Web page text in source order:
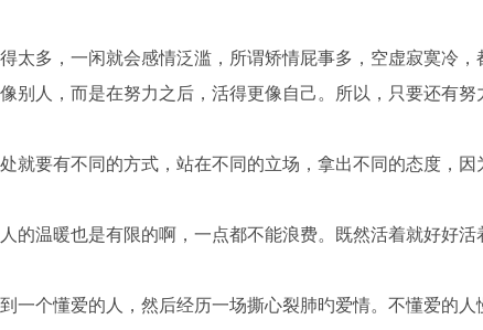
太多，一闲就会感情泛滥，所谓矫情屁事多，空虚寂寞冷，
别人，而是在努力之后，活得更像自己。所以，只要还有
就要有不同的方式，站在不同的立场，拿出不同的态度，
的温暖也是有限的啊，一点都不能浪费。既然活着就好好
一个懂爱的人，然后经历一场撕心裂肺旳爱情。不懂爱的